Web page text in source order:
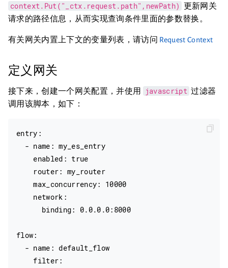
context.Put("_ctx.request.path",newPath)
更新网关
请求的路径信息，从而实现查询条件里面的参数替换。
有关网关内置上下文的变量列表，请访问 Request Context
定义网关
接下来，创建一个网关配置，并使用 javascript 过滤器
调用该脚本，如下：
entry:
  - name: my_es_entry
    enabled: true
    router: my_router
    max_concurrency: 10000
    network:
      binding: 0.0.0.0:8000
flow:
  - name: default_flow
    filter: